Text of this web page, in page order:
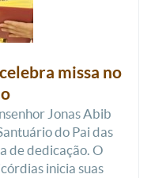
missa no
Jonas Abib
do Pai das
de dedicação. O
inicia suas